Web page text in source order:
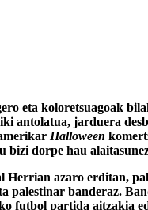
eta
jarduera
Halloween
dorpe hau
azaro erditan,
banderaz.
futbol partida